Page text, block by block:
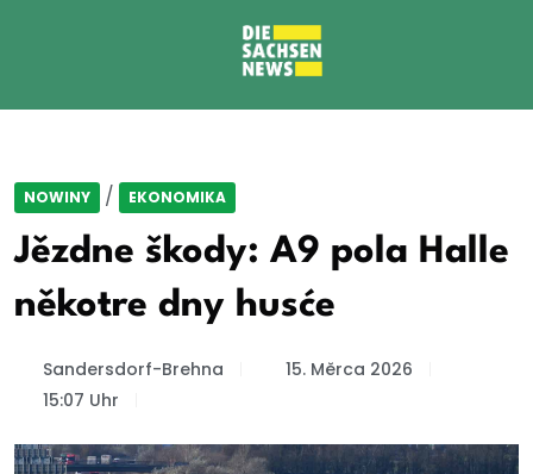
NOWINY / EKONOMIKA
Jězdne škody: A9 pola Halle
někotre dny husće
Sandersdorf-Brehna
15. Měrca 2026
15:07 Uhr